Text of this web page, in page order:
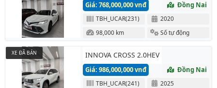
Giá: 768,000,000 vnđ Đồng Nai
TBH_UCAR(231)
2020
98,000 km
Số tự động
INNOVA CROSS 2.0HEV
Giá: 986,000,000 vnđ Đồng Nai
TBH_UCAR(241)
2025
XE ĐÃ BÁN